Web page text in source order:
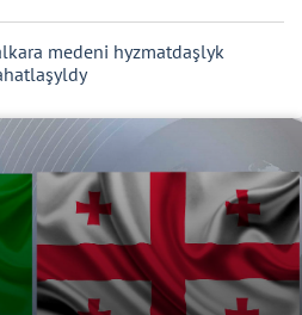
medeni hyzmatdaşlyk